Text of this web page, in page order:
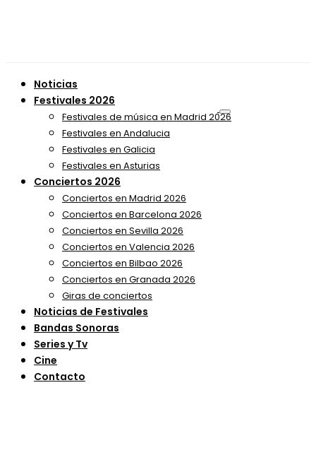
Noticias
Festivales 2026
Festivales de música en Madrid 2026
Festivales en Andalucia
Festivales en Galicia
Festivales en Asturias
Conciertos 2026
Conciertos en Madrid 2026
Conciertos en Barcelona 2026
Conciertos en Sevilla 2026
Conciertos en Valencia 2026
Conciertos en Bilbao 2026
Conciertos en Granada 2026
Giras de conciertos
Noticias de Festivales
Bandas Sonoras
Series y Tv
Cine
Contacto